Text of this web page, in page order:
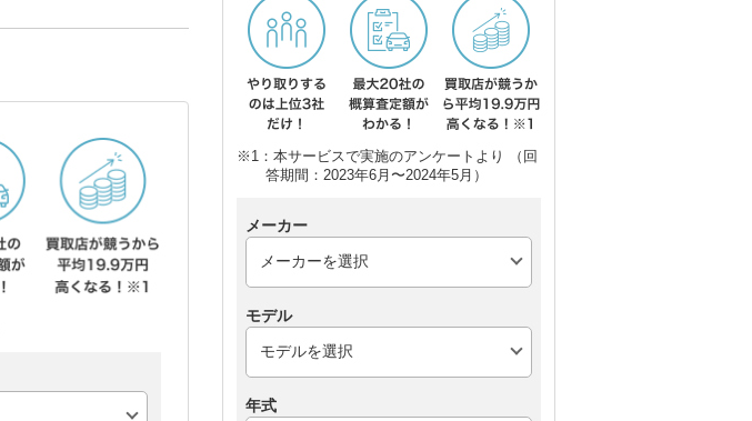
※1：本サービスで実施のアンケートより （回
答期間：2023年6月〜2024年5月）
メーカー
モデル
年式